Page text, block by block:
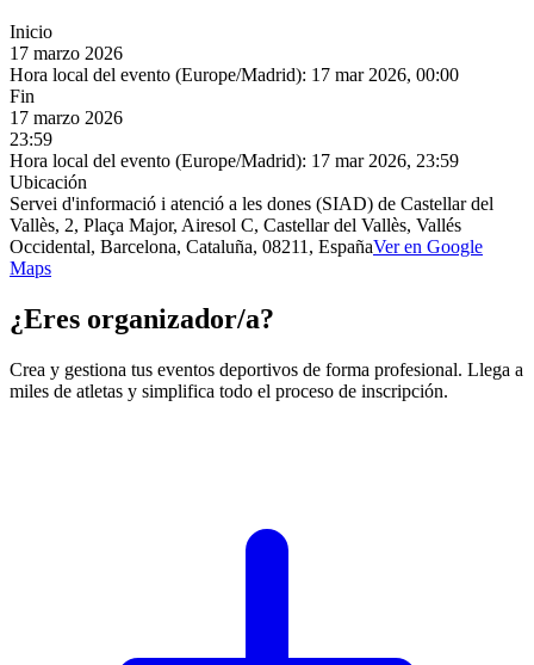
Inicio
17 marzo 2026
Hora local del evento (Europe/Madrid): 17 mar 2026, 00:00
Fin
17 marzo 2026
23:59
Hora local del evento (Europe/Madrid): 17 mar 2026, 23:59
Ubicación
Servei d'informació i atenció a les dones (SIAD) de Castellar del
Vallès, 2, Plaça Major, Airesol C, Castellar del Vallès, Vallés
Occidental, Barcelona, Cataluña, 08211, EspañaVer en Google
Maps
¿Eres organizador/a?
Crea y gestiona tus eventos deportivos de forma profesional. Llega a
miles de atletas y simplifica todo el proceso de inscripción.